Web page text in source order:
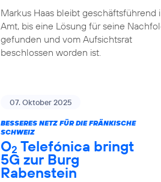
Markus Haas bleibt geschäftsführend
Amt, bis eine Lösung für seine
gefunden und vom Aufsichtsrat
beschlossen worden ist.
07. Oktober 2025
BESSERES NETZ FÜR DIE FRÄNKISCHE
SCHWEIZ
O2 Telefónica bringt
5G zur Burg
Rabenstein